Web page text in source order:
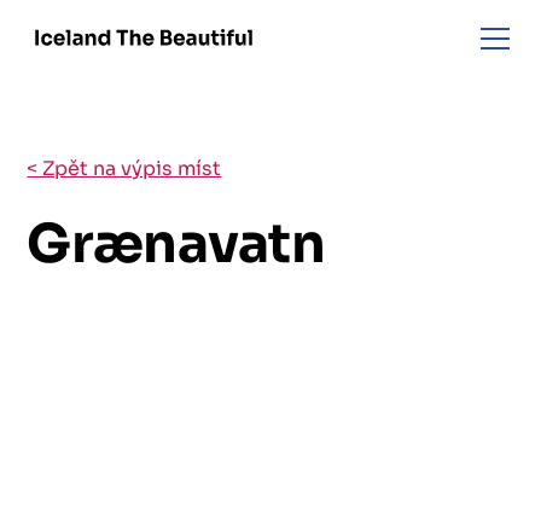
< Zpět na výpis míst
Grænavatn